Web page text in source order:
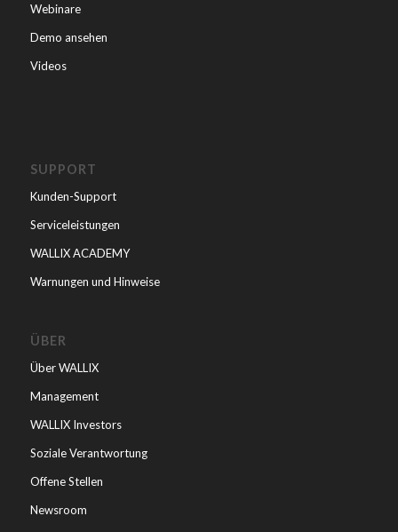
Webinare
Demo ansehen
Videos
SUPPORT
Kunden-Support
Serviceleistungen
WALLIX ACADEMY
Warnungen und Hinweise
ÜBER
Über WALLIX
Management
WALLIX Investors
Soziale Verantwortung
Offene Stellen
Newsroom